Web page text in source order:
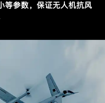
等参数，保证无人机抗风